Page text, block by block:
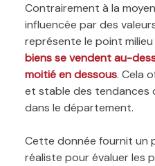
Contrairement à la
influencée par des
représente le point milieu
biens se vendent au-
moitié en dessous. Cela
et stable des tendances
dans le département.
Cette donnée fournit un
réaliste pour évaluer les